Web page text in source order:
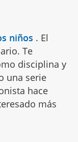
niños . El
Te
disciplina y
una serie
hace
más